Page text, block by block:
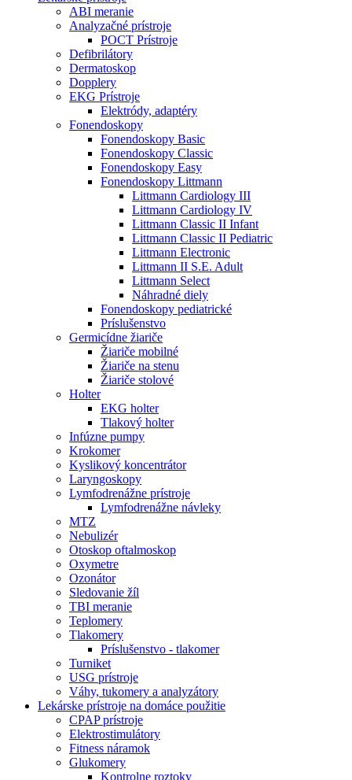
ABI meranie
Analyzačné prístroje
POCT Prístroje
Defibrilátory
Dermatoskop
Dopplery
EKG Prístroje
Elektródy, adaptéry
Fonendoskopy
Fonendoskopy Basic
Fonendoskopy Classic
Fonendoskopy Easy
Fonendoskopy Littmann
Littmann Cardiology III
Littmann Cardiology IV
Littmann Classic II Infant
Littmann Classic II Pediatric
Littmann Electronic
Littmann II S.E. Adult
Littmann Select
Náhradné diely
Fonendoskopy pediatrické
Príslušenstvo
Germicídne žiariče
Žiariče mobilné
Žiariče na stenu
Žiariče stolové
Holter
EKG holter
Tlakový holter
Infúzne pumpy
Krokomer
Kyslikový koncentrátor
Laryngoskopy
Lymfodrenážne prístroje
Lymfodrenážne návleky
MTZ
Nebulizér
Otoskop oftalmoskop
Oxymetre
Ozonátor
Sledovanie žíl
TBI meranie
Teplomery
Tlakomery
Príslušenstvo - tlakomer
Turniket
USG prístroje
Váhy, tukomery a analyzátory
Lekárske prístroje na domáce použitie
CPAP prístroje
Elektrostimulátory
Fitness náramok
Glukomery
Kontrolne roztoky